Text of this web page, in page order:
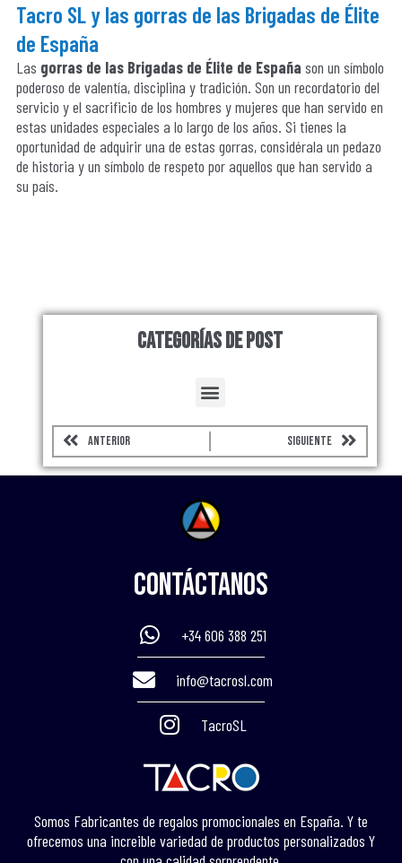
Tacro SLy las gorras de las Brigadas de Élite
de España
Las gorras de las Brigadas de Élite de España son un símbolo
poderoso de valentía, disciplina y tradición. Son un recordatorio del
servicio y el sacrificio de los hombres y mujeres que han servido en
estas unidades especiales a lo largo de los años. Si tienes la
oportunidad de adquirir una de estas gorras, considérala un pedazo
de historia y un símbolo de respeto por aquellos que han servido a
su país.
Categorías de Post
Menu
Prev
ANTERIOR SIGUIENTE Next
Contáctanos
+34 606 388 251
info@tacrosl.com
TacroSL
Somos Fabricantes de regalos promocionales en España. Y te
ofrecemos una increible variedad de productos personalizados Y